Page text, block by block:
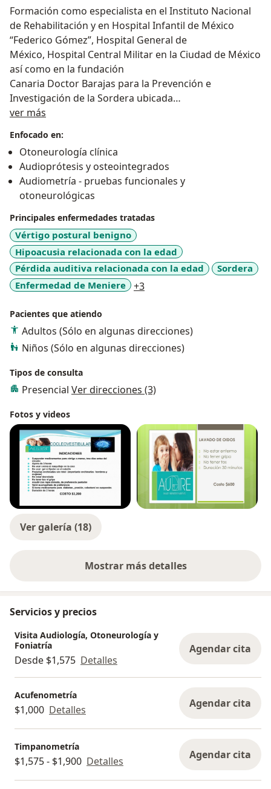
Formación como especialista en el Instituto Nacional
de Rehabilitación y en Hospital Infantil de México
“Federico Gómez”, Hospital General de
México, Hospital Central Militar en la Ciudad de México
así como en la fundación
Canaria Doctor Barajas para la Prevención e
Investigación de la Sordera ubicada
en Santa Cruz de Tenerife, Islas Canarias y en el House
St. Vincent Medical Center en L.A. California.
Certificada
por el Consejo Mexicano de Comunicación, Audiología,
Otoneurología y
Foniatría (COMCAOF) 2015 -2020.
Certificación en Rehabilitación Vestibular y Balance por
la Asociación
Argentina de Kinesiología (AAK) desde el 24 de Mayo
2015, realizado en Santiago
de Chile. Pertenezco a Asociación Mexicana de
Comunicación, audiología,
2014, y a la Sociedad médica del Hospital Angeles
Lindavista (SOMHAL) desde
2014.
nuestros pacientes, atendiendo a sus necesidades y
aclarando sus dudas.
instalaciones
ver más
Enfocado en:
Otoneurología clínica
Audioprótesis y osteointegrados
Audiometría - pruebas funcionales y
otoneurológicas
Principales enfermedades tratadas
Vértigo postural benigno
Hipoacusia relacionada con la edad
Pérdida auditiva relacionada con la edad
Sordera
Enfermedad de Meniere
+3a11y_sr_more_diseases
Pacientes que atiendo
Adultos (Sólo en algunas direcciones)
Niños (Sólo en algunas direcciones)
Tipos de consulta
Presencial Ver direcciones (3)
Fotos y videos
Ver galería (18)
Mostrar más detalles
sobre la experiencia
Servicios y precios
Visita Audiología, Otoneurología y
Foniatría
Desde $1,575 Detalles
Agendar cita
Acufenometría
$1,000 Detalles Agendar cita
Timpanometría
$1,575 - $1,900 Detalles Agendar cita